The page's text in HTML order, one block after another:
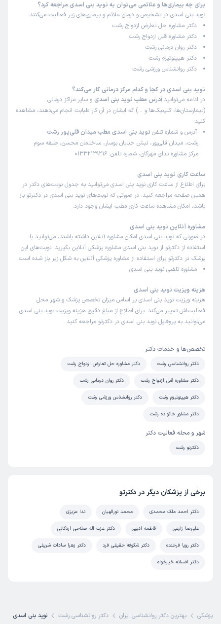
برای چه بیماری‌ها و علائمی می‌توان به نوید بنی اسدی مراجعه کرد؟
نوید بنی اسدی در تشخیص و درمان علائم و بیماری‌های زیر فعالیت می‌کنند:
دکتر مشاوره حل تعارض ازدواج رشت
دکتر مشاوره قبل ازدواج رشت
دکتر روان درمانی رشت
دکتر هیپنوتیزم رشت
دکتر روانشناس ورزشی رشت
نوید بنی اسدی در کجا و کدام مرکز درمانی کار می‌کند؟
در ادامه می‌توانید آدرس مطب نوید بنی اسدی و سایر مراکز درمانی
(بیمارستان‌ها، کلینیک‌ها و …) که ایشان در آن کار طبابت انجام می‌دهند، مشاهده
کنید:
آدرس و شماره تلفن نوید بنی اسدی مطب میدان قلی‌پور رشت
رشت، میدان قلی‌پور، نبش خیابان بوسار، ساختمان محسن، طبقه سوم
مرکز مشاوره ندای مهرگان، شماره تلفن: 01332129216
ساعت کاری نوید بنی اسدی
برای اطلاع از ساعت کاری نوید بنی اسدی می‌توانید به جدول نوبت‌های دکتر در
همین صفحه مراجعه کنید. در صورتی که نوبت‌های نوید بنی اسدی در دکترتو باز
باشد، امکان مشاهده ساعت کاری مطب ایشان وجود دارد.
مشاوره آنلاین نوید بنی اسدی
در صورتی که نوید بنی اسدی امکان مشاوره آنلاین داشته باشند، می‌توانید با
استفاده از دکترتو از نوید بنی اسدی مشاوره پزشکی آنلاین بگیرید. نوبت‌های این
پزشک در دکترتو برای استفاده از مشاوره پزشکی آنلاین به شکل زیر باز شده است:
مشاوره تلفنی نوید بنی اسدی
هزینه ویزیت نوید بنی اسدی
هزینه ویزیت نوید بنی اسدی بر اساس میزان تخصص پزشک و شهر محل
فعالیت‌اش تغییر می‌کند. برای اطلاع از مبلغ دقیق هزینه ویزیت نوید بنی اسدی
می‌توانید به پروفایل نوید بنی اسدی در دکترتو مراجعه کنید.
تخصص‌ها و خدمات دکتر
دکتر روانشناسی رشت دکتر مشاوره حل تعارض ازدواج رشت
دکتر مشاوره قبل ازدواج رشت دکتر روان درمانی رشت
دکتر هیپنوتیزم رشت دکتر روانشناس ورزشی رشت
دکتر مشاور خانواده رشت
شهر و محله فعالیت دکتر
دکترتو رشت
برخی از پزشکان دیگر در دکترتو
دکتر احمد ملک محمدی محمد نورالهیان ندا عزیزی
علیرضا زارعی فاطمه ادیبی دکتر عزت اله صلاحی اردکانی
دکتر رویا فرخنده دکتر شکوفه حقیقی فرد دکتر زهرا سادات شریفی
دکتر افسانه خیرخواه
پزشکی بهترین دکتر روانشناسی ایران دکتر روانشناسی رشت نوید بنی اسدی